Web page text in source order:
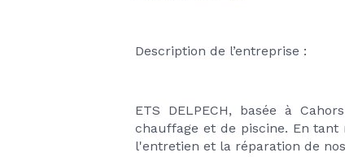
Description de l’entreprise :
ETS DELPECH, basée à
chauffage et de piscine. En tant
l'entretien et la réparation de